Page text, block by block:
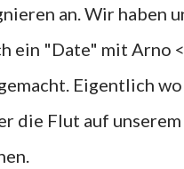
ein "Date" mit Arno
die Flut auf